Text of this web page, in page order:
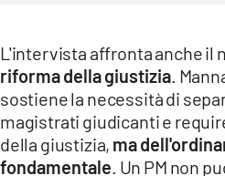
L'intervista affronta anche il
riforma della giustizia .
sostiene la necessità di
magistrati giudicanti e
della giustizia, ma
fondamentale . Un PM non